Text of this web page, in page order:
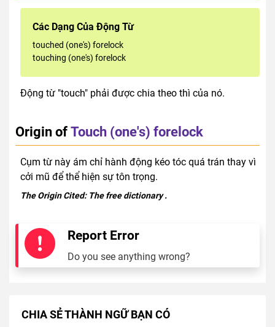
Các Dạng Của Động Từ
touched (one's) forelock
touching (one's) forelock
Động từ "touch" phải được chia theo thì của nó.
Origin ofTouch (one's) forelock
Cụm từ này ám chỉ hành động kéo tóc quá trán thay vì
cởi mũ để thể hiện sự tôn trọng.
The Origin Cited: The free dictionary.
Report Error
Do you see anything wrong?
CHIA SẺ THÀNH NGỮ BẠN CÓ